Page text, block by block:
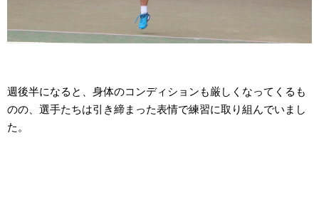
週後半になると、身体のコンディションも厳しくなってくるも
のの、選手たちは引き締まった表情で練習に取り組んでいまし
た。